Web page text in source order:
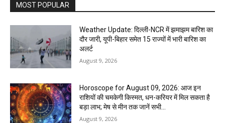
MOST POPULAR
Weather Update: दिल्ली-NCR में झमाझम बारिश का
दौर जारी, यूपी-बिहार समेत 15 राज्यों में भारी बारिश का
अलर्ट
August 9, 2026
Horoscope for August 09, 2026: आज इन
राशियों की चमकेगी किस्मत, धन-करियर में मिल सकता है
बड़ा लाभ; मेष से मीन तक जानें सभी...
August 9, 2026